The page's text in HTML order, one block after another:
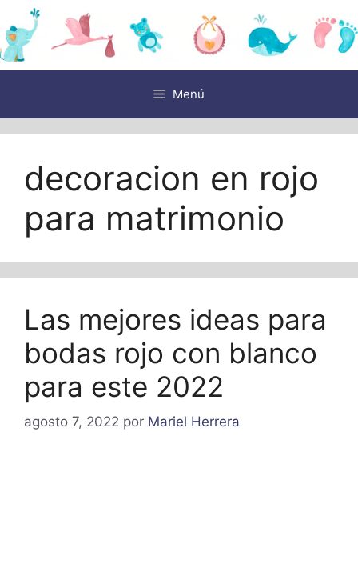
Saltar
al
contenido
Menú
decoracion en rojo
para matrimonio
Las mejores ideas para
bodas rojo con blanco
para este 2022
agosto 7, 2022 por Mariel Herrera